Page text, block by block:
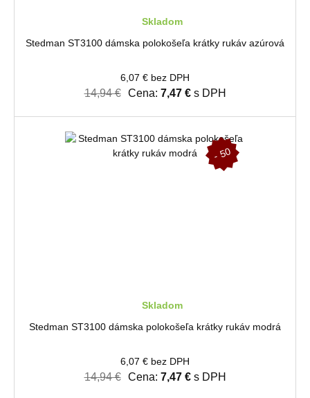
Skladom
Stedman ST3100 dámska polokošeľa krátky rukáv azúrová
6,07 € bez DPH
14,94 € Cena: 7,47 €s DPH
-
5
0
Skladom
Stedman ST3100 dámska polokošeľa krátky rukáv modrá
6,07 € bez DPH
14,94 € Cena: 7,47 €s DPH